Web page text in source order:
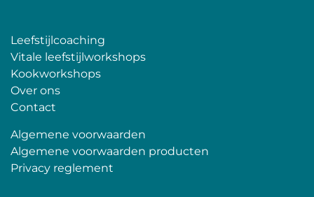
Leefstijlcoaching
Vitale leefstijlworkshops
Kookworkshops
Over ons
Contact
Algemene voorwaarden
Algemene voorwaarden producten
Privacy reglement